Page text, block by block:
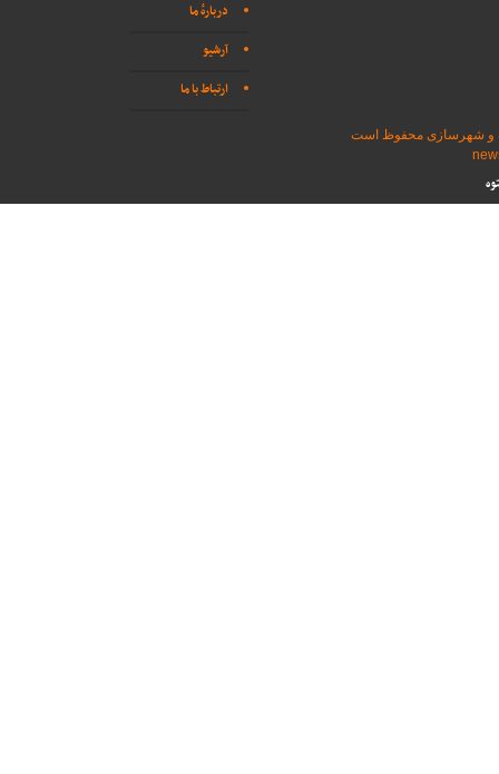
دربارهٔ ما
آرشیو
ارتباط با ما
و شهرسازی محفوظ است